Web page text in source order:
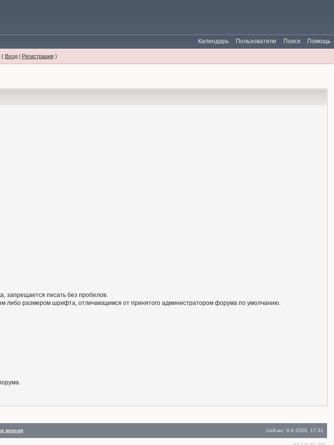
Помощь
Поиск
Пользователи
Календарь
( Вход| Регистрация)
запрещается писать без пробелов.
размером шрифта, отличающимся от принятого администратором форума по умолчанию.
версия Сейчас: 9.8.2026, 17:31